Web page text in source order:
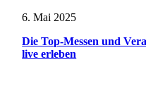
6. Mai 2025
Die Top-Messen und
live erleben